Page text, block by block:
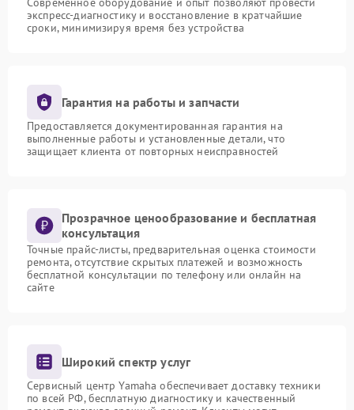
экспресс-диагностику и восстановление в кратчайшие
сроки, минимизируя время без устройства
Гарантия на работы и запчасти
Предоставляется документированная гарантия на
выполненные работы и установленные детали, что
защищает клиента от повторных неисправностей
Прозрачное ценообразование и бесплатная
консультация
Точные прайс-листы, предварительная оценка стоимости
ремонта, отсутствие скрытых платежей и возможность
бесплатной консультации по телефону или онлайн на
сайте
Широкий спектр услуг
Сервисный центр Yamaha обеспечивает доставку техники
по всей РФ, бесплатную диагностику и качественный